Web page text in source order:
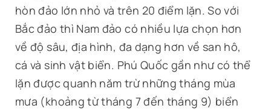
hòn đảo lớn nhỏ và trên 20 điểm lặn. So với
Bắc đảo thì Nam đảo có nhiều lựa chọn hơn
về độ sâu, địa hình, đa dạng hơn về san hô,
cá và sinh vật biển. Phú Quốc gần như có thể
lặn được quanh năm trừ những tháng mùa
mưa (khoảng từ tháng 7 đến tháng 9) biển